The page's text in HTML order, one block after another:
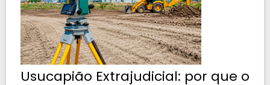
Usucapião Extrajudicial: por que o